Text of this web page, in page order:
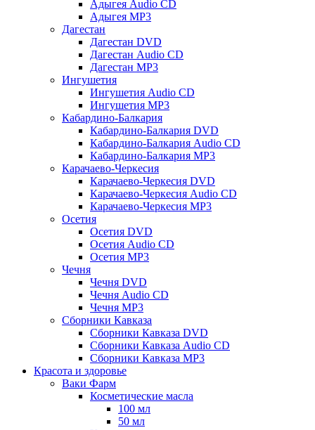
Адыгея Audio CD
Адыгея MP3
Дагестан
Дагестан DVD
Дагестан Audio CD
Дагестан MP3
Ингушетия
Ингушетия Audio CD
Ингушетия MP3
Кабардино-Балкария
Кабардино-Балкария DVD
Кабардино-Балкария Audio CD
Кабардино-Балкария MP3
Карачаево-Черкесия
Карачаево-Черкесия DVD
Карачаево-Черкесия Audio CD
Карачаево-Черкесия MP3
Осетия
Осетия DVD
Осетия Audio CD
Осетия MP3
Чечня
Чечня DVD
Чечня Audio CD
Чечня MP3
Сборники Кавказа
Сборники Кавказа DVD
Сборники Кавказа Audio CD
Сборники Кавказа MP3
Красота и здоровье
Ваки Фарм
Косметические масла
100 мл
50 мл